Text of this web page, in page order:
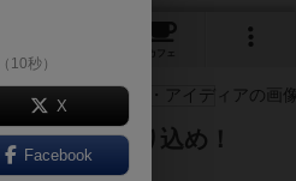
カフェ
、強引に売り込め！
10秒）
X
Facebook